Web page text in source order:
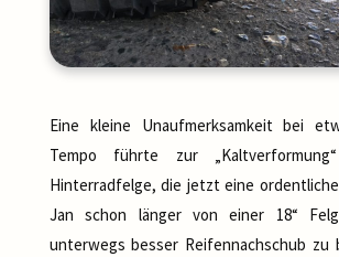
Eine kleine Unaufmerksamkeit bei
Tempo führte zur
Hinterradfelge, die jetzt eine
Jan schon länger von einer 18“
unterwegs besser Reifennachschub zu